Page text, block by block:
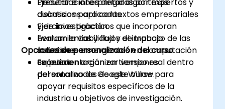
cuánticos para contextos empresariales
y de investigación.
Evaluar la viabilidad y el impacto de las
soluciones emergentes en computación
cuántica.
discussions aplicadas.
Ejercicios prácticos que incorporan
herramientas y flujos de trabajo
cuánticos.
Experimentación en tiempo real dentro
del entorno de Google Willow.
Opciones de personalización del curso
Se pueden organizar versiones
personalizadas de este curso para
apoyar requisitos específicos de la
industria u objetivos de investigación.